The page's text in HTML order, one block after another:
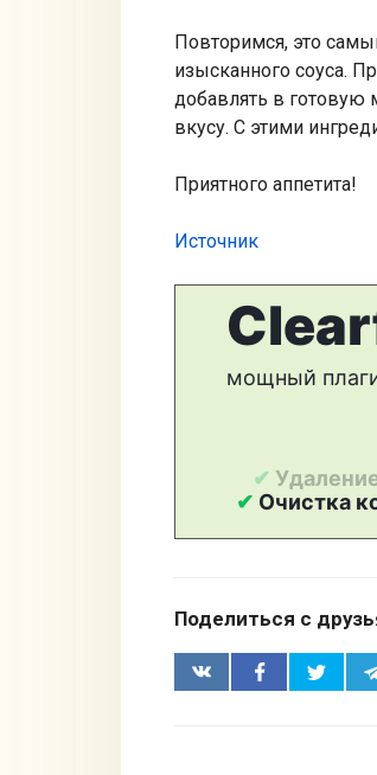
Повторимся, это
изысканного соуса.
добавлять в готовую
вкусу. С этими
Приятного аппетита!
Источник
Поделиться с